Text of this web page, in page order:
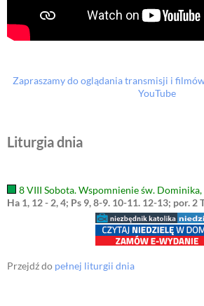
Zapraszamy do oglądania transmisji i
YouTube
Liturgia dnia
8 VIII Sobota. Wspomnienie św.
Ha 1, 12 - 2, 4; Ps 9, 8-9. 10-11. 12-13; por. 2
Przejdź do pełnej liturgii dnia